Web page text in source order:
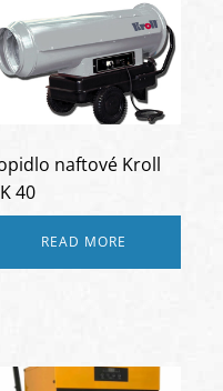
naftové Kroll
40
READ MORE